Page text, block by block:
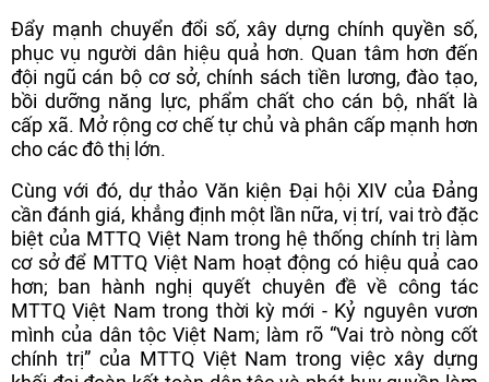
Đẩy mạnh chuyển đổi số, xây dựng chính quyền số,
phục vụ người dân hiệu quả hơn. Quan tâm hơn đến
đội ngũ cán bộ cơ sở, chính sách tiền lương, đào tạo,
bồi dưỡng năng lực, phẩm chất cho cán bộ, nhất là
cấp xã. Mở rộng cơ chế tự chủ và phân cấp mạnh hơn
cho các đô thị lớn.
Cùng với đó, dự thảo Văn kiện Đại hội XIV của Đảng
cần đánh giá, khẳng định một lần nữa, vị trí, vai trò đặc
biệt của MTTQ Việt Nam trong hệ thống chính trị làm
cơ sở để MTTQ Việt Nam hoạt động có hiệu quả cao
hơn; ban hành nghị quyết chuyên đề về công tác
MTTQ Việt Nam trong thời kỳ mới - Kỷ nguyên vươn
mình của dân tộc Việt Nam; làm rõ “Vai trò nòng cốt
chính trị” của MTTQ Việt Nam trong việc xây dựng